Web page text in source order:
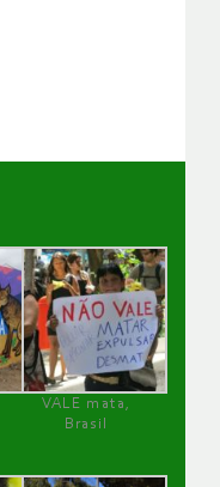
VALE mata,
Brasil